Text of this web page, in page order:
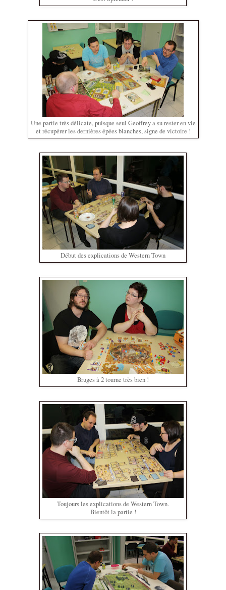
Une partie très délicate, puisque seul Geoffrey a su rester en vie
et récupérer les dernières épées blanches, signe de victoire !
Début des explications de Western Town
Bruges à 2 tourne très bien !
Toujours les explications de Western Town.
Bientôt la partie !